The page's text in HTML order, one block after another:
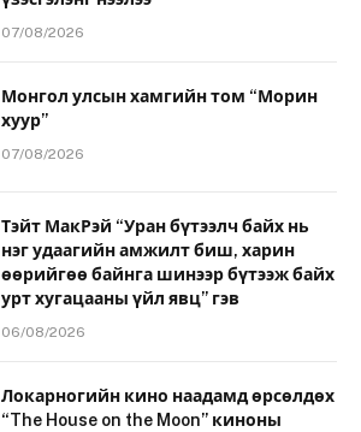
07/08/2026
Монгол улсын хамгийн том “Морин
хуур”
07/08/2026
Тэйт МакРэй “Уран бүтээлч байх нь
нэг удаагийн амжилт биш, харин
өөрийгөө байнга шинээр бүтээж байх
урт хугацааны үйл явц” гэв
06/08/2026
Локарногийн кино наадамд өрсөлдөх
“The House on the Moon” киноны